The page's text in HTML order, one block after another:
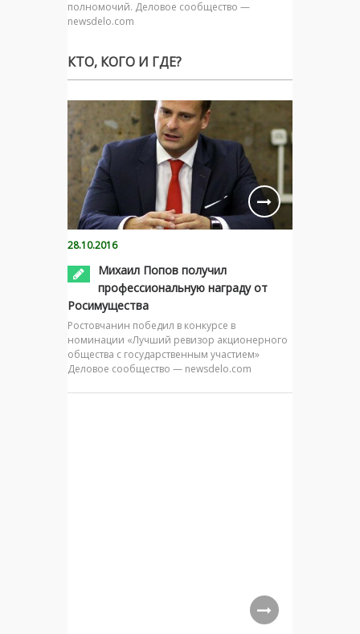
полномочий. Деловое сообщество —
newsdelo.com
КТО, КОГО И ГДЕ?
28.10.2016
Михаил Попов получил
профессиональную награду от
Росимущества
Ростовчанин победил в конкурсе в
номинации «Лучший ревизор акционерного
общества с государственным участием»
Деловое сообщество — newsdelo.com